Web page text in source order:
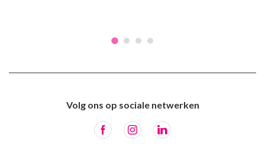
Volg ons op sociale netwerken